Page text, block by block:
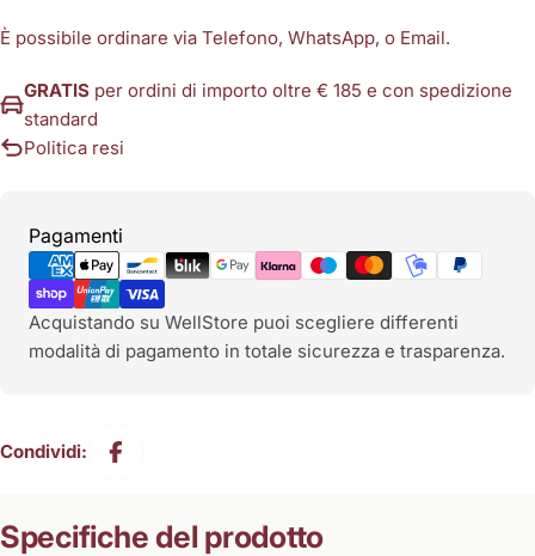
È possibile ordinare via Telefono, WhatsApp, o Email.
GRATIS per ordini di importo oltre € 185 e con spedizione
standard
Politica resi
Pagamenti
Metodi
di
pagamento
Acquistando su WellStore puoi scegliere differenti
modalità di pagamento in totale sicurezza e trasparenza.
Condividi:
Specifiche del prodotto